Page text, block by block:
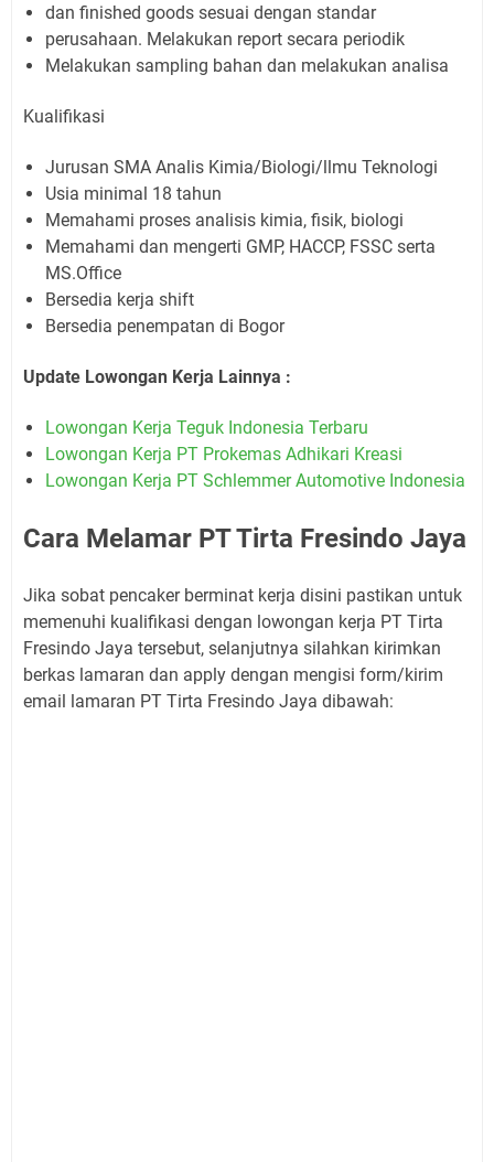
dan finished goods sesuai dengan standar
perusahaan. Melakukan report secara periodik
Melakukan sampling bahan dan melakukan analisa
Kualifikasi
Jurusan SMA Analis Kimia/Biologi/llmu Teknologi
Usia minimal 18 tahun
Memahami proses analisis kimia, fisik, biologi
Memahami dan mengerti GMP, HACCP, FSSC serta
MS.Office
Bersedia kerja shift
Bersedia penempatan di Bogor
Update Lowongan Kerja Lainnya :
Lowongan Kerja Teguk Indonesia Terbaru
Lowongan Kerja PT Prokemas Adhikari Kreasi
Lowongan Kerja PT Schlemmer Automotive Indonesia
Cara Melamar PT Tirta Fresindo Jaya
Jika sobat pencaker berminat kerja disini pastikan untuk
memenuhi kualifikasi dengan lowongan kerja PT Tirta
Fresindo Jaya tersebut, selanjutnya silahkan kirimkan
berkas lamaran dan apply dengan mengisi form/kirim
email lamaran PT Tirta Fresindo Jaya dibawah: